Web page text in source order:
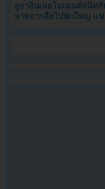
ยูอาอินเผยโมเมนต์สนิท
หายจากสื่อไปพักใหญ่ แ